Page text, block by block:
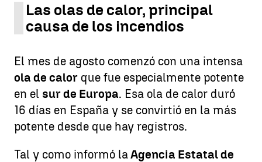
Las olas de calor, principal
causa de los incendios
El mes de agosto comenzó con una intensa
ola de calor que fue especialmente potente
en el sur de Europa. Esa ola de calor duró
16 días en España y se convirtió en la más
potente desde que hay registros.
Tal y como informó laAgencia Estatal de